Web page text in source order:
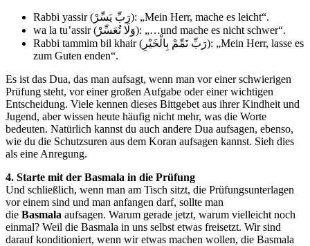
Rabbi yassir (رَبِّ يَسِّرْ): „Mein Herr, mache es leicht“.
wa la tu’assir (وَلَا تُعَسِّرْ): „…und mache es nicht schwer“.
Rabbi tammim bil khair (رَبِّ تَمِّمْ بِالْخَيْرِ): „Mein Herr, lasse es
zum Guten enden“.
Es ist das Dua, das man aufsagt, wenn man vor einer schwierigen
Prüfung steht, vor einer großen Aufgabe oder einer wichtigen
Entscheidung. Viele kennen dieses Bittgebet aus ihrer Kindheit und
Jugend, aber wissen heute häufig nicht mehr, was die Worte
bedeuten. Natürlich kannst du auch andere Dua aufsagen, ebenso,
wie du die Schutzsuren aus dem Koran aufsagen kannst. Sieh dies
als eine Anregung.
4. Starte mit der Basmala in die Prüfung
Und schließlich, wenn man am Tisch sitzt, die Prüfungsunterlagen
vor einem sind und man anfangen darf, sollte man
die Basmala aufsagen. Warum gerade jetzt, warum vielleicht noch
einmal? Weil die Basmala in uns selbst etwas freisetzt. Wir sind
darauf konditioniert, wenn wir etwas machen wollen, die Basmala